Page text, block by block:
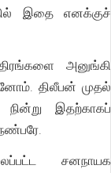
இதை எனக்குச்
அனுங்கி
திலீபன் முதல்
இதற்காகப்
சனநாயக